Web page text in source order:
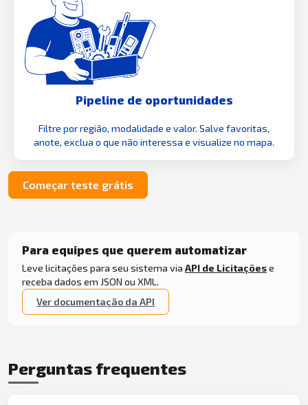
Pipeline de oportunidades
Filtre por região, modalidade e valor. Salve favoritas,
anote, exclua o que não interessa e visualize no mapa.
Começar teste grátis
Para equipes que querem automatizar
Leve licitações para seu sistema via API de Licitaçõese
receba dados em JSON ou XML.
Ver documentação da API
Perguntas frequentes